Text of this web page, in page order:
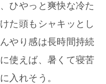
ひやっと爽快な冷た
た頭もシャキッとし
やり感は長時間持続
使えば、暑くて寝苦
入れそう。